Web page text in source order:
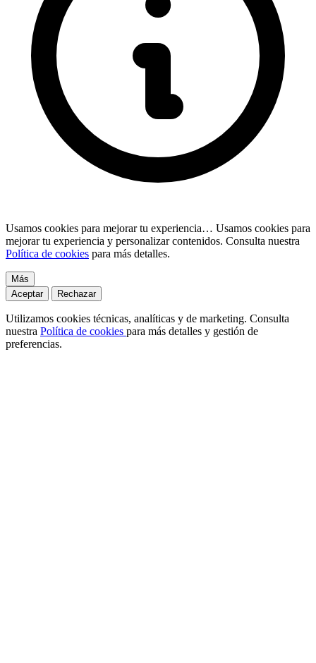
Usamos cookies para mejorar tu experiencia… Usamos cookies para
mejorar tu experiencia y personalizar contenidos. Consulta nuestra
Política de cookies para más detalles.
Más
Aceptar
Rechazar
Utilizamos cookies técnicas, analíticas y de marketing. Consulta
nuestra Política de cookies para más detalles y gestión de
preferencias.